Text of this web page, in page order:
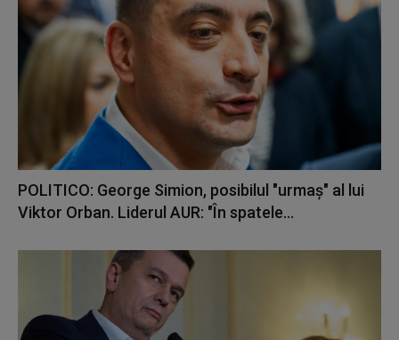
POLITICO: George Simion, posibilul "urmaș" al lui
Viktor Orban. Liderul AUR: "În spatele...